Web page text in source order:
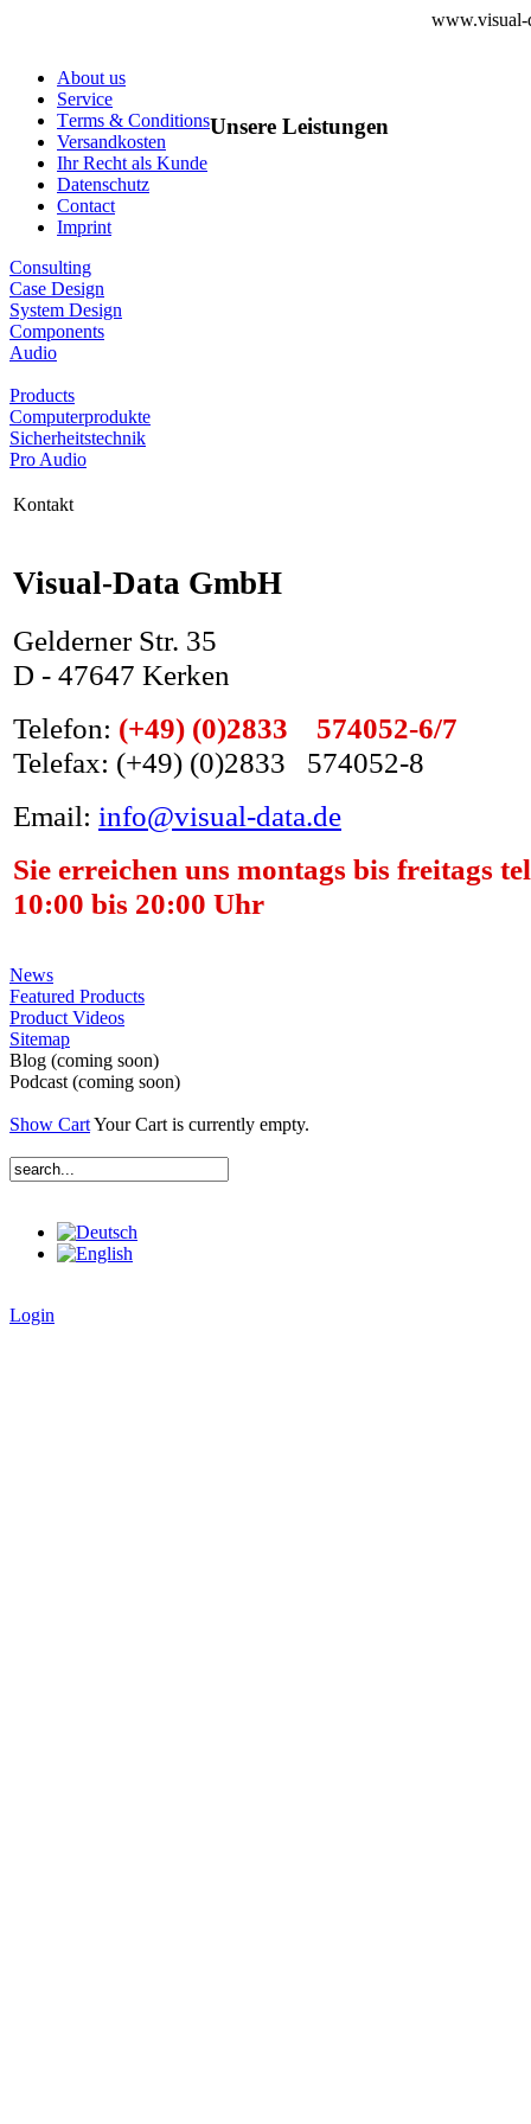
www.visual-
About us
Service
Terms & Conditions
Versandkosten
Ihr Recht als Kunde
Datenschutz
Contact
Imprint
Unsere Leistungen
Consulting
Case Design
System Design
Components
Audio
Products
Computerprodukte
Sicherheitstechnik
Pro Audio
Kontakt
Visual-Data GmbH
Gelderner Str. 35
D - 47647 Kerken
Telefon: (+49) (0)2833 574052-6/7
Telefax: (+49) (0)2833 574052-8
Email: info@visual-data.de
Sie erreichen uns montags bis freitags
10:00 bis 20:00 Uhr
News
Featured Products
Product Videos
Sitemap
Blog (coming soon)
Podcast (coming soon)
Show CartYour Cart is currently empty.
Login